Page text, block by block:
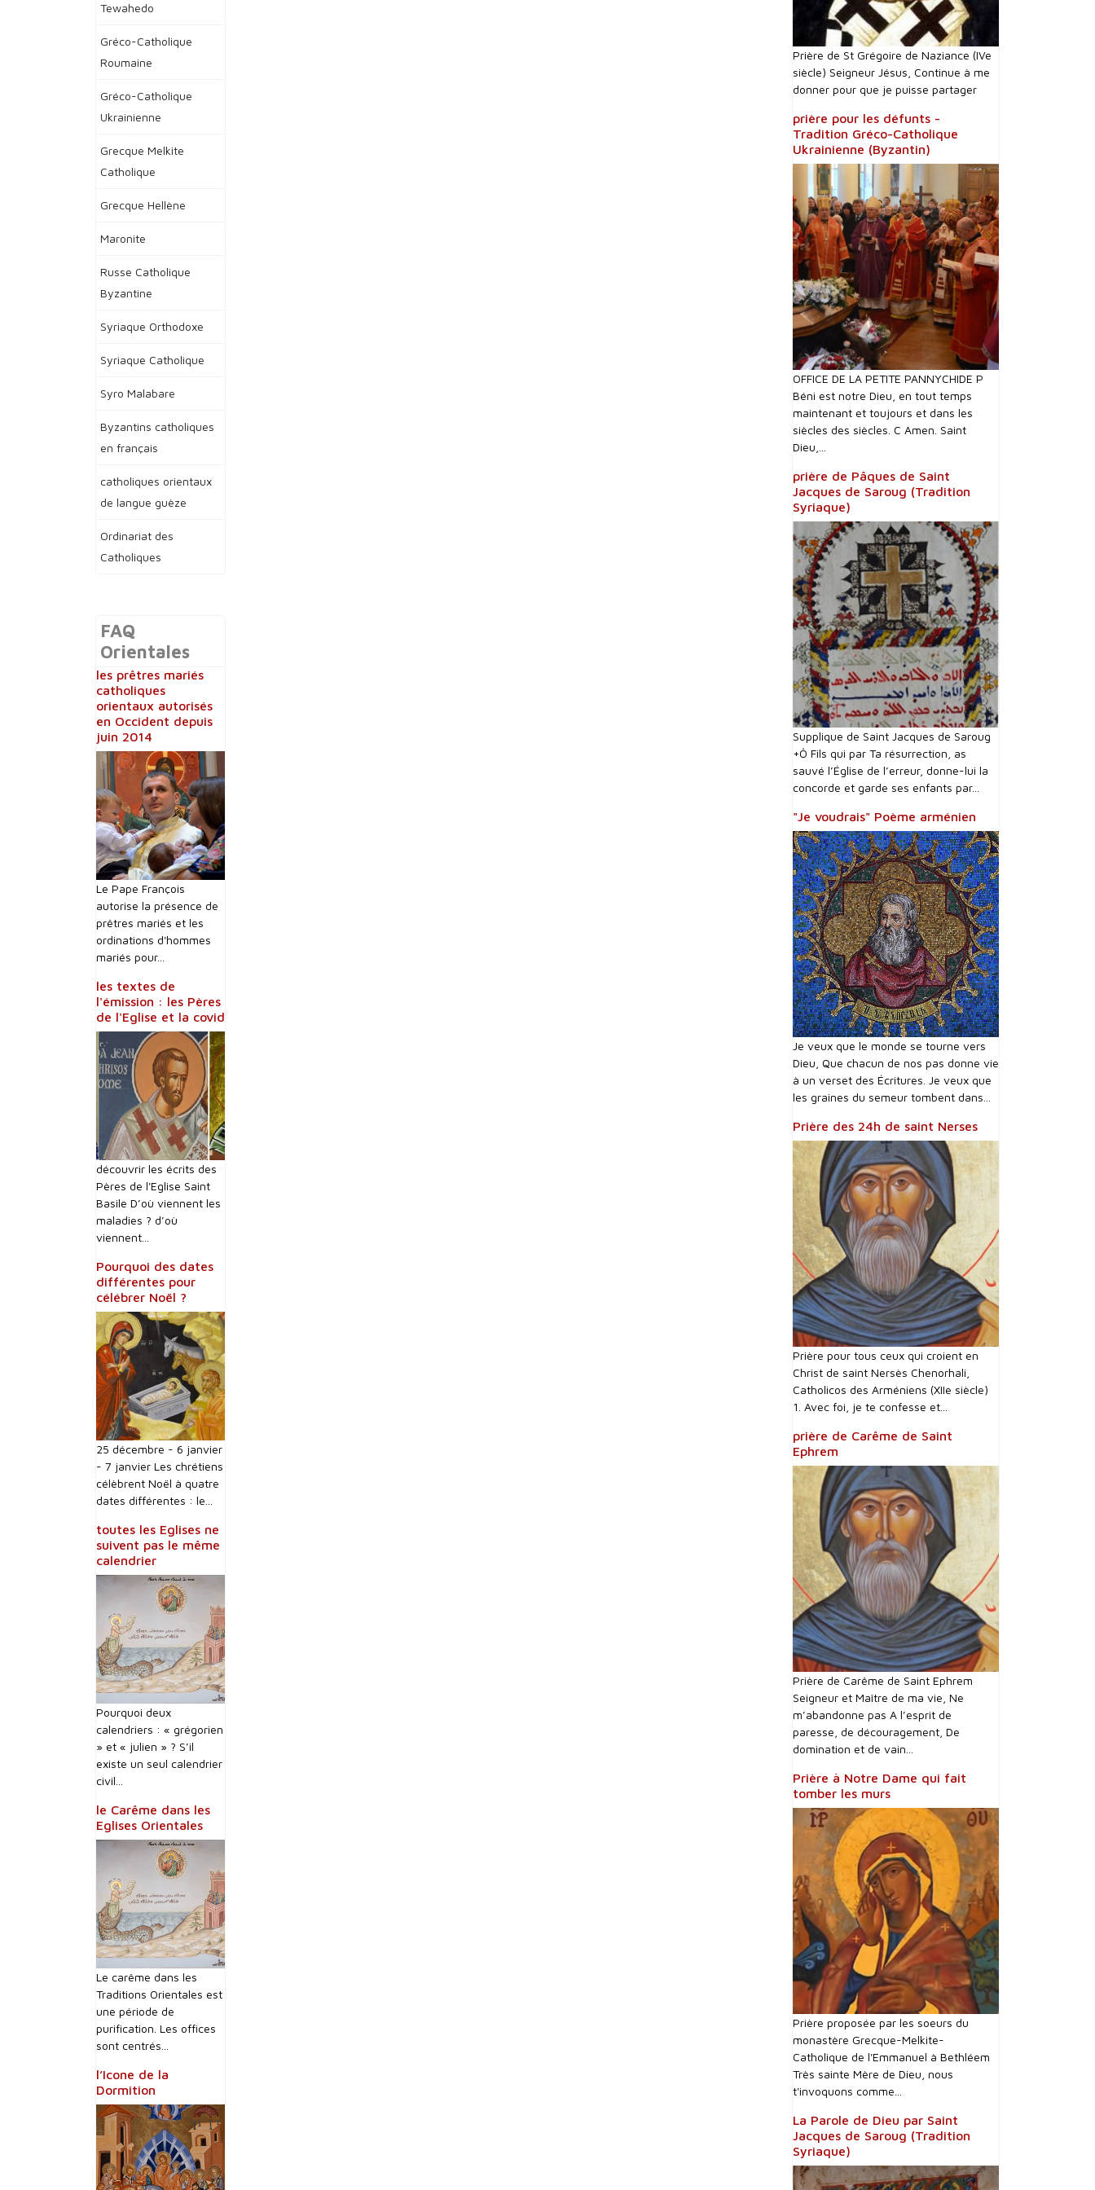
Tewahedo
Gréco-Catholique
Roumaine
Gréco-Catholique
Ukrainienne
Grecque Melkite
Catholique
Grecque Hellène
Maronite
Russe Catholique
Byzantine
Syriaque Orthodoxe
Syriaque Catholique
Syro Malabare
Byzantins catholiques
en français
catholiques orientaux
de langue guèze
Ordinariat des
Catholiques
FAQ
Orientales
les prêtres mariés
catholiques
orientaux autorisés
en Occident depuis
juin 2014
Le Pape François
autorise la présence de
prêtres mariés et les
ordinations d'hommes
mariés pour...
les textes de
l'émission : les Pères
de l'Eglise et la covid
découvrir les écrits des
Pères de l'Eglise Saint
Basile D’où viennent les
maladies ? d’où
viennent...
Pourquoi des dates
différentes pour
célébrer Noël ?
25 décembre - 6 janvier
- 7 janvier Les chrétiens
célèbrent Noël à quatre
dates différentes : le...
toutes les Eglises ne
suivent pas le même
calendrier
Pourquoi deux
calendriers : « grégorien
» et « julien » ? S’il
existe un seul calendrier
civil...
le Carême dans les
Eglises Orientales
Le carême dans les
Traditions Orientales est
une période de
purification. Les offices
sont centrés...
l’Icone de la
Dormition
Prière de St Grégoire de Naziance (IVe
siècle) Seigneur Jésus, Continue à me
donner pour que je puisse partager
prière pour les défunts -
Tradition Gréco-Catholique
Ukrainienne (Byzantin)
OFFICE DE LA PETITE PANNYCHIDE P
Béni est notre Dieu, en tout temps
maintenant et toujours et dans les
siècles des siècles. C Amen. Saint
Dieu,...
prière de Pâques de Saint
Jacques de Saroug (Tradition
Syriaque)
Supplique de Saint Jacques de Saroug
+Ô Fils qui par Ta résurrection, as
sauvé l’Église de l’erreur, donne-lui la
concorde et garde ses enfants par...
"Je voudrais" Poème arménien
Je veux que le monde se tourne vers
Dieu, Que chacun de nos pas donne vie
à un verset des Écritures. Je veux que
les graines du semeur tombent dans...
Prière des 24h de saint Nerses
Prière pour tous ceux qui croient en
Christ de saint Nersès Chenorhali,
Catholicos des Arméniens (XIIe siècle)
1. Avec foi, je te confesse et...
prière de Carême de Saint
Ephrem
Prière de Carême de Saint Ephrem
Seigneur et Maître de ma vie, Ne
m’abandonne pas A l’esprit de
paresse, de découragement, De
domination et de vain...
Prière à Notre Dame qui fait
tomber les murs
Prière proposée par les soeurs du
monastère Grecque-Melkite-
Catholique de l'Emmanuel à Bethléem
Très sainte Mère de Dieu, nous
t'invoquons comme...
La Parole de Dieu par Saint
Jacques de Saroug (Tradition
Syriaque)